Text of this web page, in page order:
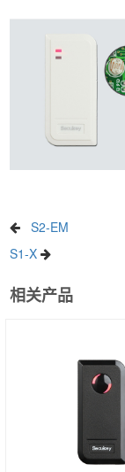
S2-EM
S1-X
相关产品